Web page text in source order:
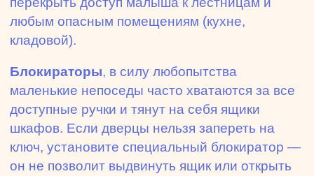
любым опасным помещениям (кухне,
кладовой).
Блокираторы, в силу любопытства
маленькие непоседы часто хватаются за все
доступные ручки и тянут на себя ящики
шкафов. Если дверцы нельзя запереть на
ключ, установите специальный блокиратор —
он не позволит выдвинуть ящик или открыть